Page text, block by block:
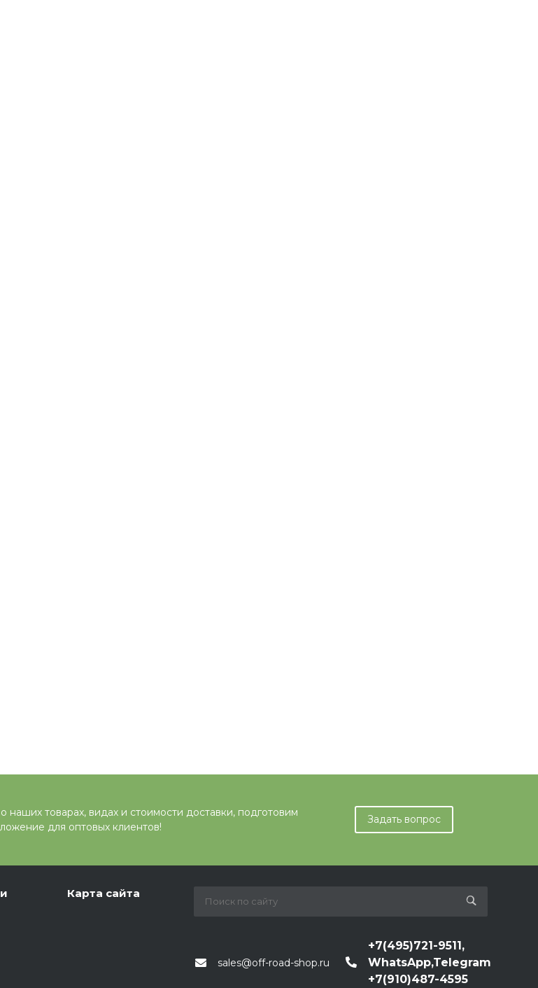
товарах, видах и стоимости доставки, подготовим
для оптовых клиентов!
Задать вопрос
Карта сайта
sales@off-road-shop.ru
+7(495)721-9511,
WhatsApp,Telegram
+7(910)487-4595